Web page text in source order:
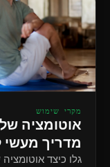
מקרי שימוש
אוטומציה של
מדריך מעשי
גלו כיצד